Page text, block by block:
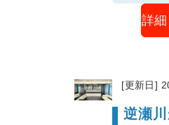
詳
[更新日]
逆瀬